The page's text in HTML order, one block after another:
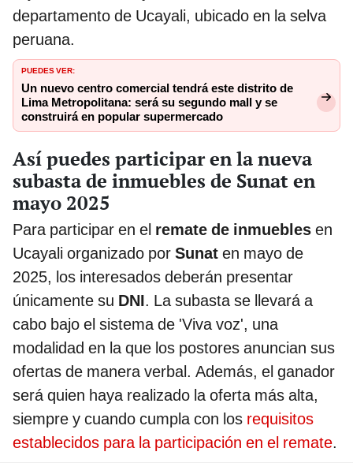
departamento de Ucayali, ubicado en la selva
peruana.
PUEDES VER:
Un nuevo centro comercial tendrá este distrito de
Lima Metropolitana: será su segundo mall y se
construirá en popular supermercado
Así puedes participar en la nueva
subasta de inmuebles de Sunat en
mayo 2025
Para participar en el remate de inmuebles en
Ucayali organizado por Sunat en mayo de
2025, los interesados deberán presentar
únicamente su DNI. La subasta se llevará a
cabo bajo el sistema de 'Viva voz', una
modalidad en la que los postores anuncian sus
ofertas de manera verbal. Además, el ganador
será quien haya realizado la oferta más alta,
siempre y cuando cumpla con los requisitos
establecidos para la participación en el remate.